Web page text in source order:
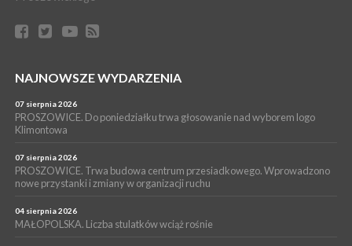
bezpłatne warsztaty realizowane w ramach unijnego projektu
[ZDJĘCIA]
16 lipca 2026
Pałecznicy będą obsługiwani w Proszowicach
WYDARZENIA
PROSZOWICE. W parku Warsztaty Edukacyjno-Przyrodnicze
NOC CIEM
15 lipca 2026
PROSZOWICE. Już za tydzień kolejne zajęcia z cyklu „Wakacyjne
NAJNOWSZE WYDARZENIA
07 sierpnia 2026
PROSZOWICE. Do poniedziałku trwa głosowanie nad wyborem logo
Klimontowa
07 sierpnia 2026
PROSZOWICE. Trwa budowa centrum przesiadkowego. Wprowadzono
nowe przystanki i zmiany w organizacji ruchu
04 sierpnia 2026
MAŁOPOLSKA. Liczba stulatków wciąż rośnie